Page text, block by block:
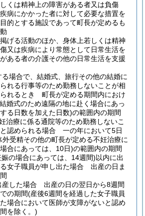
くは精神上の障害がある者又は負傷
病にかかった者に対して必要な措置を
的とする施設であって町長が定めるも
げる活動のほか、身体上若しくは精神
傷又は疾病により常態として日常生活を
ある者の介護その他の日常生活を支援
場合で、結婚式、旅行その他の結婚に
れる行事等のため勤務しないことが相
れるとき 町長が定める期間内におけ
婚式のため遠隔の地に赴く場合にあっ
る日数を加えた日数)の範囲内の期間
治療に係る通院等のため勤務しないこ
認められる場合 一の年において5日
受精その他の町長が定める不妊治療に
合にあっては、10日)の範囲内の期間
の場合にあっては、14週間)以内に出
女子職員が申し出た場合 出産の日ま
産した場合 出産の日の翌日から8週間
の期間(産後6週間を経過した女子職員
場合において医師が支障がないと認め
を除く。)